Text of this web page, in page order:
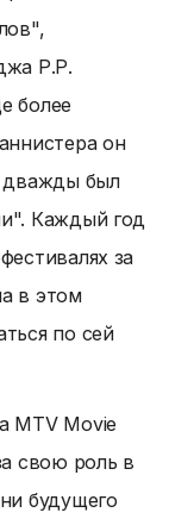
Р.Р.
более
он
дважды был
Каждый год
за
в этом
по сей
MTV Movie
свою роль в
будущего